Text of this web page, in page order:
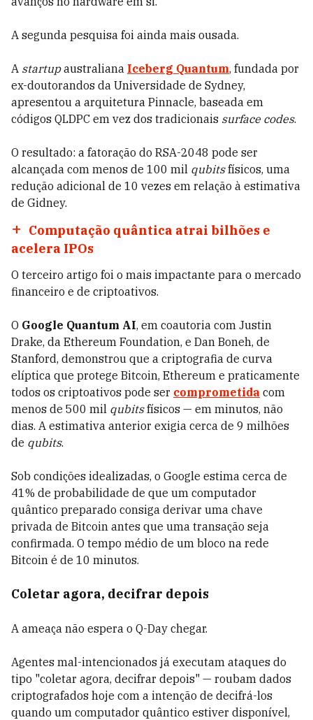
A segunda pesquisa foi ainda mais ousada.
A startupaustraliana Iceberg Quantum, fundada por
ex-doutorandos da Universidade de Sydney,
apresentou a arquitetura Pinnacle, baseada em
códigos QLDPC em vez dos tradicionais surface codes.
O resultado: a fatoração do RSA-2048 pode ser
alcançada com menos de 100 mil qubitsfísicos, uma
redução adicional de 10 vezes em relação à estimativa
de Gidney.
Computação quântica atrai bilhões e
acelera IPOs
O terceiro artigo foi o mais impactante para o mercado
financeiro e de criptoativos.
O Google Quantum AI, em coautoria com Justin
Drake, da Ethereum Foundation, e Dan Boneh, de
Stanford, demonstrou que a criptografia de curva
elíptica que protege Bitcoin, Ethereum e praticamente
todos os criptoativos pode ser comprometida com
menos de 500 mil qubitsfísicos — em minutos, não
dias. A estimativa anterior exigia cerca de 9 milhões
de qubits.
Sob condições idealizadas, o Google estima cerca de
41% de probabilidade de que um computador
quântico preparado consiga derivar uma chave
privada de Bitcoin antes que uma transação seja
confirmada. O tempo médio de um bloco na rede
Bitcoin é de 10 minutos.
Coletar agora, decifrar depois
A ameaça não espera o Q-Day chegar.
Agentes mal-intencionados já executam ataques do
tipo "coletar agora, decifrar depois" — roubam dados
criptografados hoje com a intenção de decifrá-los
quando um computador quântico estiver disponível,